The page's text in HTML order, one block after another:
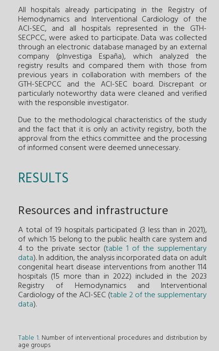
All hospitals already participating in the Registry of
Hemodynamics and Interventional Cardiology of the
ACI-SEC, and all hospitals represented in the GTH-
SECPCC, were asked to participate. Data was collected
through an electronic database managed by an external
company (pInvestiga España), which analyzed the
registry results and compared them with those from
previous years in collaboration with members of the
GTH-SECPCC and the ACI-SEC board. Discrepant or
particularly noteworthy data were cleaned and verified
with the responsible investigator.
Due to the methodological characteristics of the study
and the fact that it is only an activity registry, both the
approval from the ethics committee and the processing
of informed consent were deemed unnecessary.
RESULTS
Resources and infrastructure
A total of 19 hospitals participated (3 less than in 2021),
of which 15 belong to the public health care system and
4 to the private sector (table 1 of the supplementary
data). In addition, the analysis incorporated data on adult
congenital heart disease interventions from another 114
hospitals (15 more than in 2022) included in the 2023
Registry of Hemodynamics and Interventional
Cardiology of the ACI-SEC (table 2 of the supplementary
data).
Table 1. Number of interventional procedures and distribution by
age groups